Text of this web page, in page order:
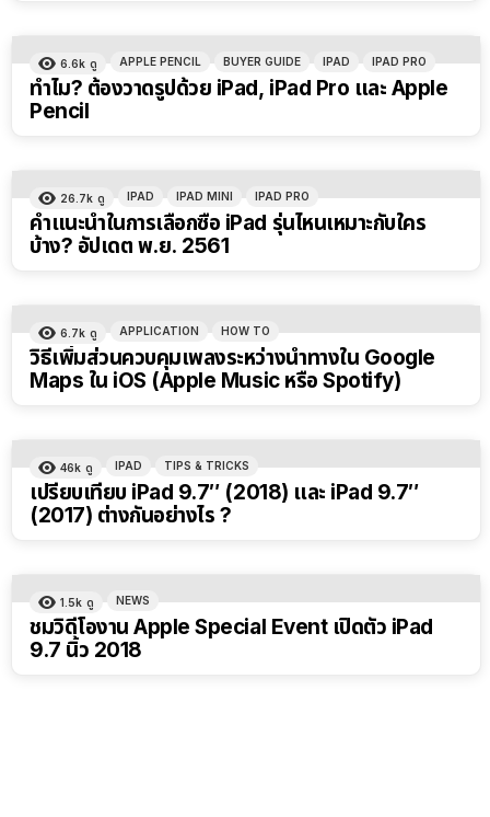
6.6k ดู APPLE PENCIL BUYER GUIDE IPAD IPAD PRO
ทำไม? ต้องวาดรูปด้วย iPad, iPad Pro และ Apple
Pencil
26.7k ดู IPAD IPAD MINI IPAD PRO
คำแนะนำในการเลือกซื้อ iPad รุ่นไหนเหมาะกับใคร
บ้าง? อัปเดต พ.ย. 2561
6.7k ดู APPLICATION HOW TO
วิธีเพิ่มส่วนควบคุมเพลงระหว่างนำทางใน Google
Maps ใน iOS (Apple Music หรือ Spotify)
46k ดู IPAD TIPS & TRICKS
เปรียบเทียบ iPad 9.7″ (2018) และ iPad 9.7″
(2017) ต่างกันอย่างไร ?
1.5k ดู NEWS
ชมวิดีโองาน Apple Special Event เปิดตัว iPad
9.7 นิ้ว 2018